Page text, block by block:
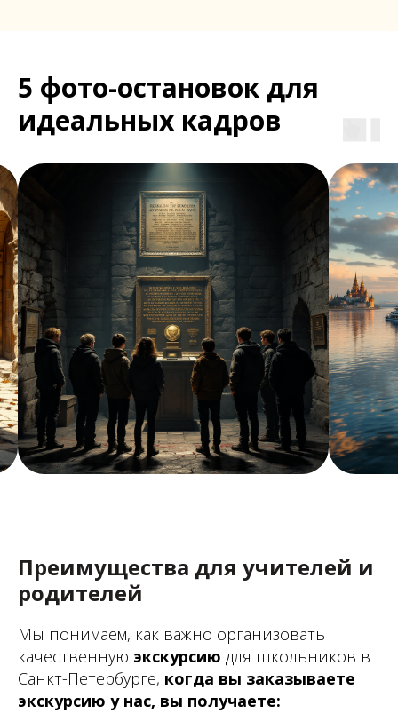
5 фото-остановок для
идеальных кадров
Преимущества для учителей и
родителей
Мы понимаем, как важно организовать
качественную экскурсию для школьников в
Санкт-Петербурге, когда вы заказываете
экскурсию у нас, вы получаете: